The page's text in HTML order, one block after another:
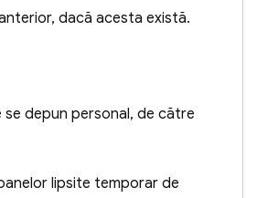
preşedinţială prin care
paşaportului.
exercitării dreptului
în străinătate,
de călătorie de
dacă acesta există.
depun personal, de către
lipsite temporar de